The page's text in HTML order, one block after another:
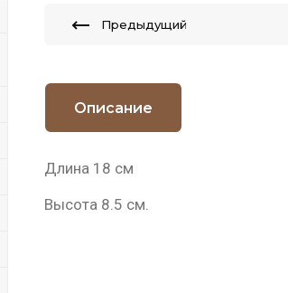
Предыдущий
Описание
Длина 18 см
Высота 8.5 см.